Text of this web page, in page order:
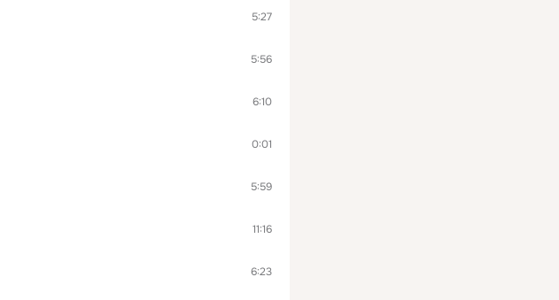
5:27
5:56
6:10
0:01
5:59
11:16
6:23